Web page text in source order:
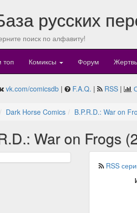
русских
поиск по алфавиту!
топ Комиксы Форум
vk.com/comicsdb | F.A.Q. | RSS |
Dark Horse Comics B.P.R.D.: War on
War on Frogs
RSS